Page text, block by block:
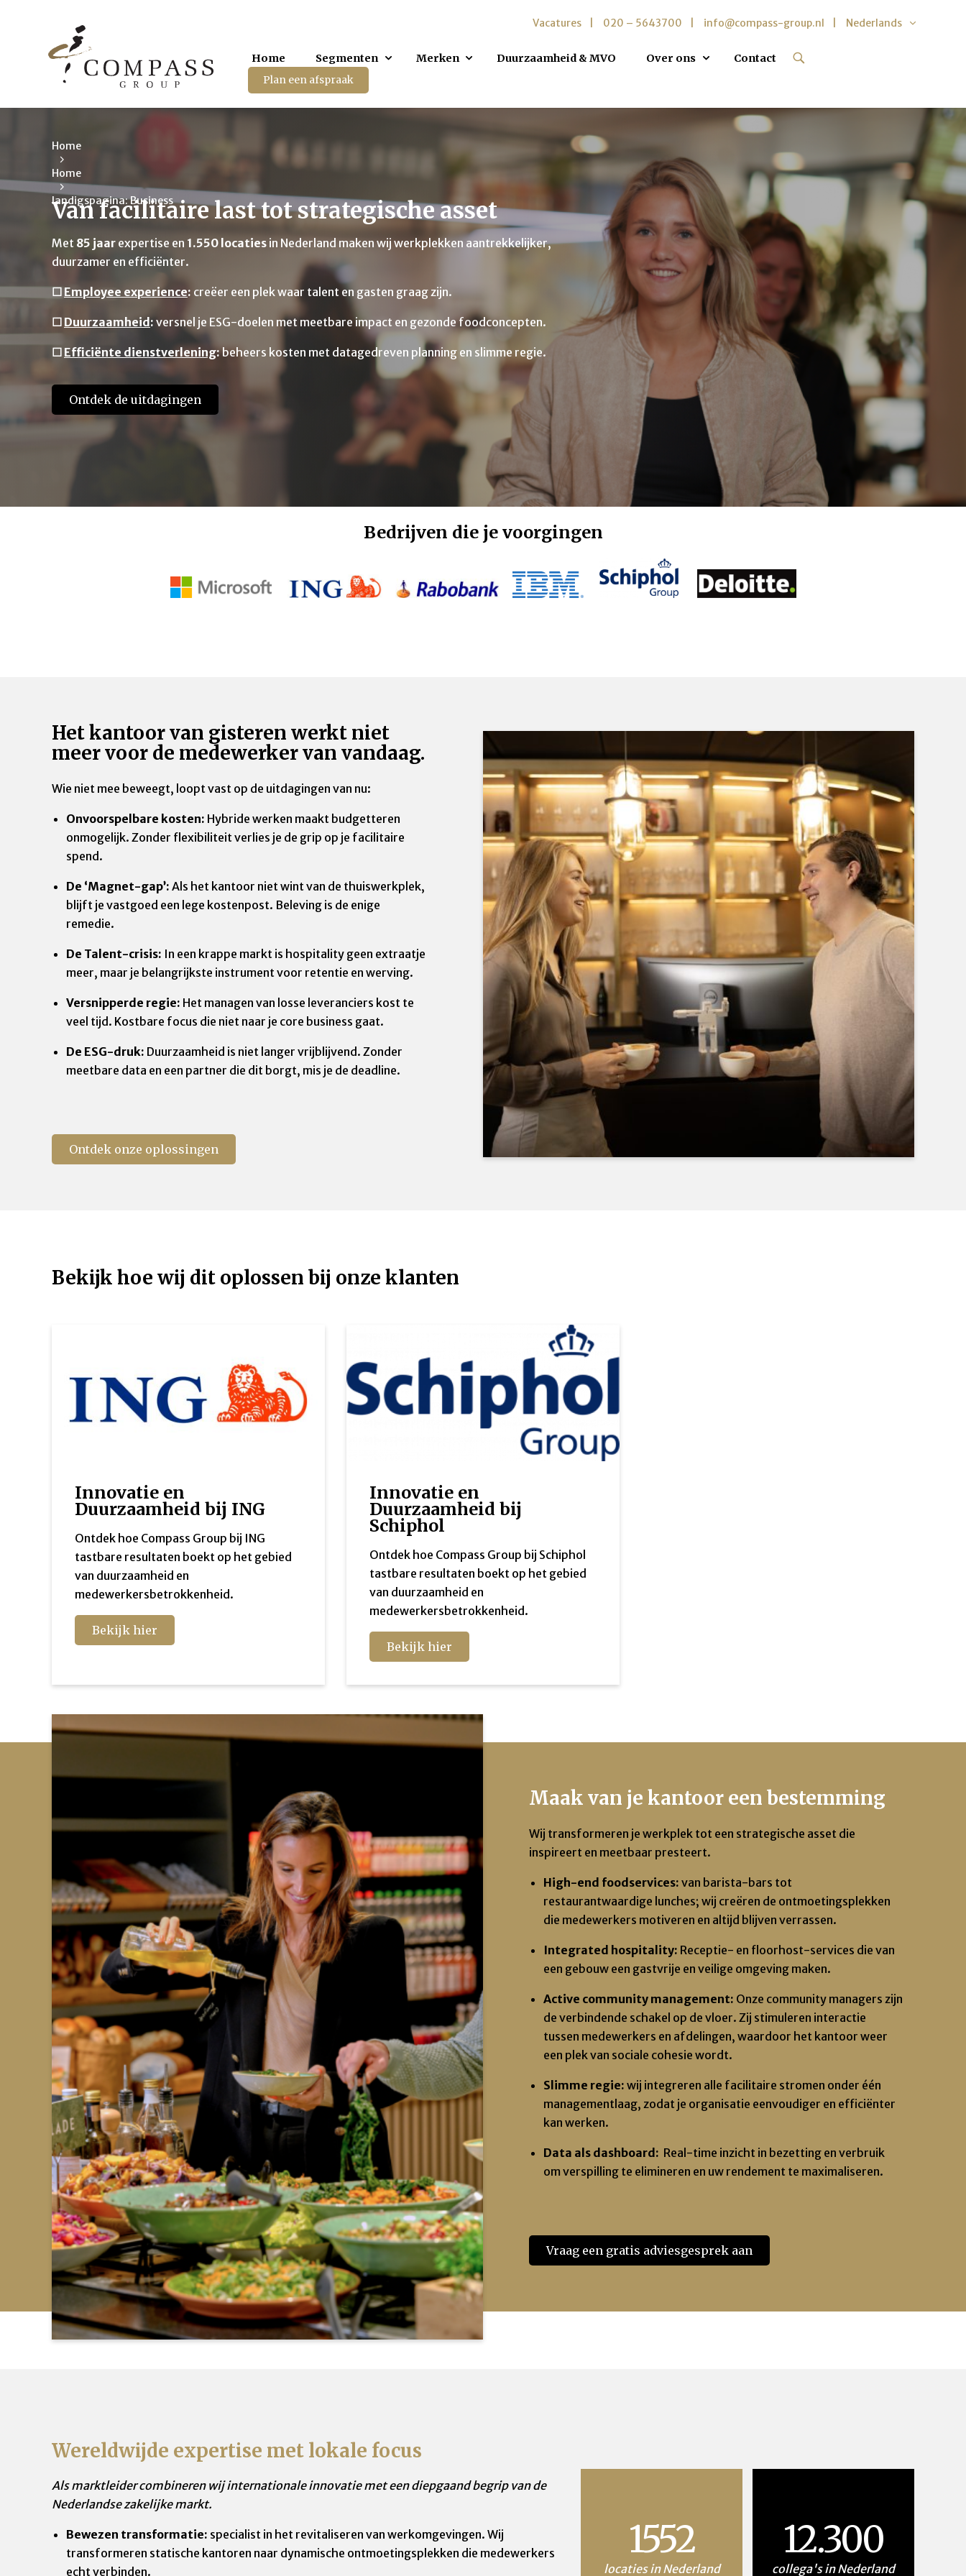
Vacatures 020 – 5643700 info@compass-group.nl Nederlands
Home Segmenten Merken Duurzaamheid & MVO Over ons
Contact
Plan een afspraak
Home
Home
landigspagina: Business
Van facilitaire last tot strategische asset
Met 85 jaar expertise en 1.550 locaties in Nederland maken wij werkplekken aantrekkelijker,
duurzamer en efficiënter.
☐ Employee experience: creëer een plek waar talent en gasten graag zijn.
☐ Duurzaamheid: versnel je ESG-doelen met meetbare impact en gezonde foodconcepten.
☐ Efficiënte dienstverlening:beheers kosten met datagedreven planning en slimme regie.
Ontdek de uitdagingen
Bedrijven die je voorgingen
Het kantoor van gisteren werkt niet
meer voor de medewerker van vandaag.
Wie niet mee beweegt, loopt vast op de uitdagingen van nu:
Onvoorspelbare kosten: Hybride werken maakt budgetteren
onmogelijk. Zonder flexibiliteit verlies je de grip op je facilitaire
spend.
De ‘Magnet-gap’: Als het kantoor niet wint van de thuiswerkplek,
blijft je vastgoed een lege kostenpost. Beleving is de enige
remedie.
De Talent-crisis: In een krappe markt is hospitality geen extraatje
meer, maar je belangrijkste instrument voor retentie en werving.
Versnipperde regie: Het managen van losse leveranciers kost te
veel tijd. Kostbare focus die niet naar je core business gaat.
De ESG-druk: Duurzaamheid is niet langer vrijblijvend. Zonder
meetbare data en een partner die dit borgt, mis je de deadline.
Ontdek onze oplossingen
Bekijk hoe wij dit oplossen bij onze klanten
Innovatie en
Duurzaamheid bij ING
Ontdek hoe Compass Group bij ING
tastbare resultaten boekt op het gebied
van duurzaamheid en
medewerkersbetrokkenheid.
Bekijk hier
Innovatie en
Duurzaamheid bij
Schiphol
Ontdek hoe Compass Group bij Schiphol
tastbare resultaten boekt op het gebied
van duurzaamheid en
medewerkersbetrokkenheid.
Bekijk hier
Maak van je kantoor een bestemming
Wij transformeren je werkplek tot een strategische asset die
inspireert en meetbaar presteert.
High-end foodservices: van barista-bars tot
restaurantwaardige lunches; wij creëren de ontmoetingsplekken
die medewerkers motiveren en altijd blijven verrassen.
Integrated hospitality: Receptie- en floorhost-services die van
een gebouw een gastvrije en veilige omgeving maken.
Active community management: Onze community managers zijn
de verbindende schakel op de vloer. Zij stimuleren interactie
tussen medewerkers en afdelingen, waardoor het kantoor weer
een plek van sociale cohesie wordt.
Slimme regie: wij integreren alle facilitaire stromen onder één
managementlaag, zodat je organisatie eenvoudiger en efficiënter
kan werken.
Data als dashboard: Real-time inzicht in bezetting en verbruik
om verspilling te elimineren en uw rendement te maximaliseren.
Vraag een gratis adviesgesprek aan
1552
locaties in Nederland
12.300
collega's in Nederland
Wereldwijde expertise met lokale focus
Als marktleider combineren wij internationale innovatie met een diepgaand begrip van de
Nederlandse zakelijke markt.
Bewezen transformatie: specialist in het revitaliseren van werkomgevingen. Wij
transformeren statische kantoren naar dynamische ontmoetingsplekken die medewerkers
echt verbinden.